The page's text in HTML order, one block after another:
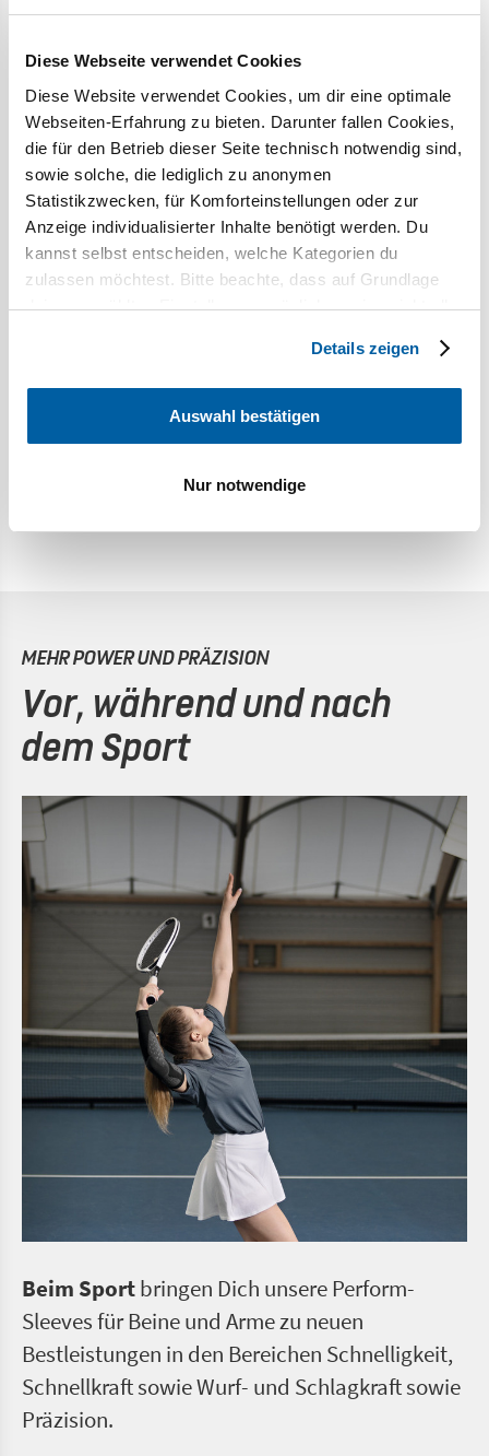
Diese Webseite verwendet Cookies
Diese Website verwendet Cookies, um dir eine optimale
Webseiten-Erfahrung zu bieten. Darunter fallen Cookies,
die für den Betrieb dieser Seite technisch notwendig sind,
sowie solche, die lediglich zu anonymen
Statistikzwecken, für Komforteinstellungen oder zur
Anzeige individualisierter Inhalte benötigt werden. Du
kannst selbst entscheiden, welche Kategorien du
zulassen möchtest. Bitte beachte, dass auf Grundlage
deiner gewählten Einstellungen möglicherweise nicht alle
können. Weitere Informationen findest du in
unsererDatenschutzerklärung.
Details zeigen
Auswahl bestätigen
Nur notwendige
Für ein angenehmes Tragegefühl und hohen
Komfort sorgt die optimierte Passform der
Perform Bandagen. Das atmungsaktive,
latexfreie Mikrofasergestrick hat keinerlei
störende Nähte und ist besonders
hautfreundlich. Es nimmt die Feuchtigkeit der
Der anatomische Druckverlauf und die perfekt
abgestimmten Gestrickzonen regen die
Durchblutung und Sauerstoffversorgung
MEHR POWER UND PRÄZISION
Vor, während und nach
dem Sport
Beim Sportbringen Dich unsere Perform-
Sleeves für Beine und Arme zu neuen
Bestleistungen in den Bereichen Schnelligkeit,
Schnellkraft sowie Wurf- und Schlagkraft sowie
Präzision.